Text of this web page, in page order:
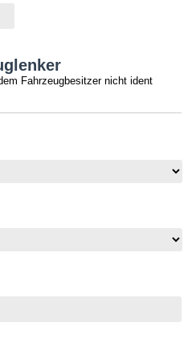
Fahrzeugbesitzer nicht ident